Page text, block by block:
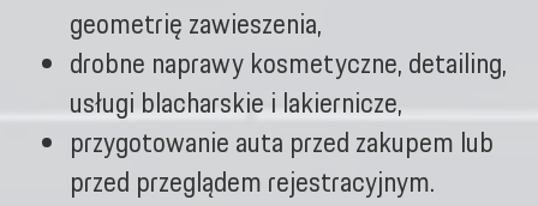
geometrię zawieszenia,
drobne naprawy kosmetyczne, detailing,
usługi blacharskie i lakiernicze,
przygotowanie auta przed zakupem lub
przed przeglądem rejestracyjnym.